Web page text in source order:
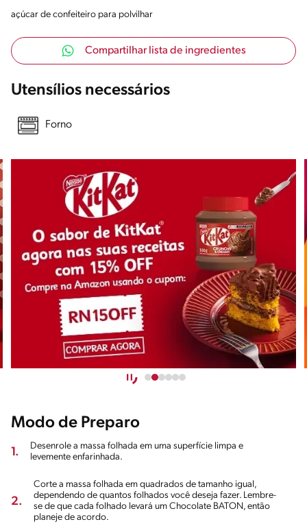
açúcar de confeiteiro para polvilhar
Compartilhar lista de ingredientes
Utensílios necessários
Forno
Modo de Preparo
1.
Desenrole a massa folhada em uma superfície limpa e
levemente enfarinhada.
2.
Corte a massa folhada em quadrados de tamanho igual,
dependendo de quantos folhados você deseja fazer. Lembre-
se de que cada folhado levará um Chocolate BATON, então
planeje de acordo.